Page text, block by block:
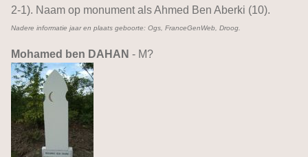
2-1). Naam op monument als Ahmed Ben Aberki (10).
Nadere informatie jaar en plaats geboorte: Ogs, FranceGenWeb, Droog.
Mohamed ben DAHAN - M?